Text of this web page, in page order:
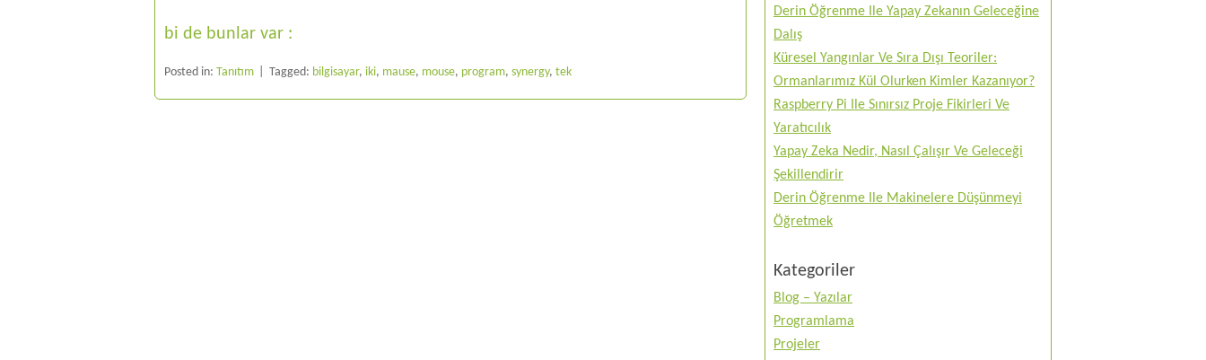
bi de bunlar var :
Posted in: Tanıtım Tagged: bilgisayar, iki, mause, mouse, program, synergy, tek
Derin Öğrenme Ile Yapay Zekanın Geleceğine
Dalış
Küresel Yangınlar Ve Sıra Dışı Teoriler:
Ormanlarımız Kül Olurken Kimler Kazanıyor?
Raspberry Pi Ile Sınırsız Proje Fikirleri Ve
Yaratıcılık
Yapay Zeka Nedir, Nasıl Çalışır Ve Geleceği
Şekillendirir
Derin Öğrenme Ile Makinelere Düşünmeyi
Öğretmek
Kategoriler
Blog – Yazılar
Programlama
Projeler